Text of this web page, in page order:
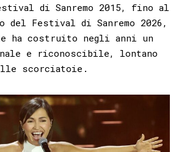
di Sanremo 2015, fino al
Festival di Sanremo 2026,
ha costruito negli anni un
e riconoscibile, lontano
scorciatoie.